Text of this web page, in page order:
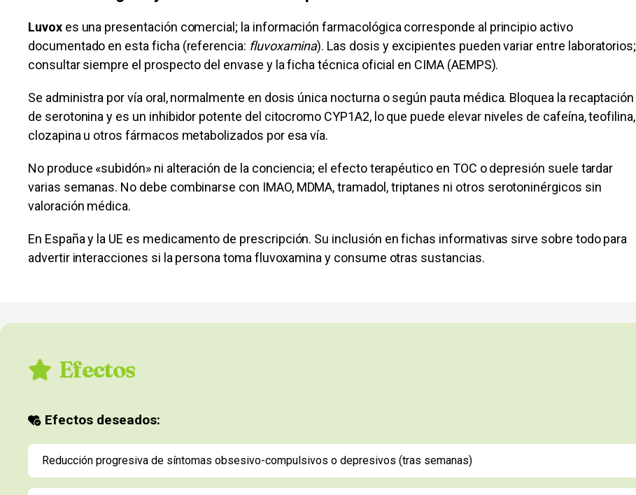
Luvoxes una presentación comercial; la información farmacológica corresponde al principio activo
documentado en esta ficha (referencia: fluvoxamina). Las dosis y excipientes pueden variar entre laboratorios;
consultar siempre el prospecto del envase y la ficha técnica oficial en CIMA (AEMPS).
Se administra por vía oral, normalmente en dosis única nocturna o según pauta médica. Bloquea la recaptación
de serotonina y es un inhibidor potente del citocromo CYP1A2, lo que puede elevar niveles de cafeína, teofilina,
clozapina u otros fármacos metabolizados por esa vía.
No produce «subidón» ni alteración de la conciencia; el efecto terapéutico en TOC o depresión suele tardar
varias semanas. No debe combinarse con IMAO, MDMA, tramadol, triptanes ni otros serotoninérgicos sin
valoración médica.
En España y la UE es medicamento de prescripción. Su inclusión en fichas informativas sirve sobre todo para
advertir interacciones si la persona toma fluvoxamina y consume otras sustancias.
Efectos
Efectos deseados:
Reducción progresiva de síntomas obsesivo-compulsivos o depresivos (tras semanas)